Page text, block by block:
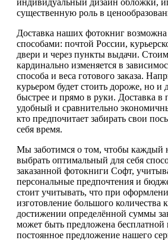
существенную роль в
Доставка наших фотокниг
способами: почтой России,
двери и через пункты выдачи.
кардинально изменяется в
способа и веса готового заказа.
курьером будет стоить дороже, но и
быстрее и прямо в руки. Доставка в
удобный и сравнительно
кто предпочитает забирать свои
себя время.
Мы заботимся о том, чтобы каждый
выбрать оптимальный для себя
заказанной фотокниги Софт,
персональные предпочтения и
стоит учитывать, что при
изготовление большого количества
достижении определённой суммы
может быть предложена бесплатной
постоянное предложение нашего